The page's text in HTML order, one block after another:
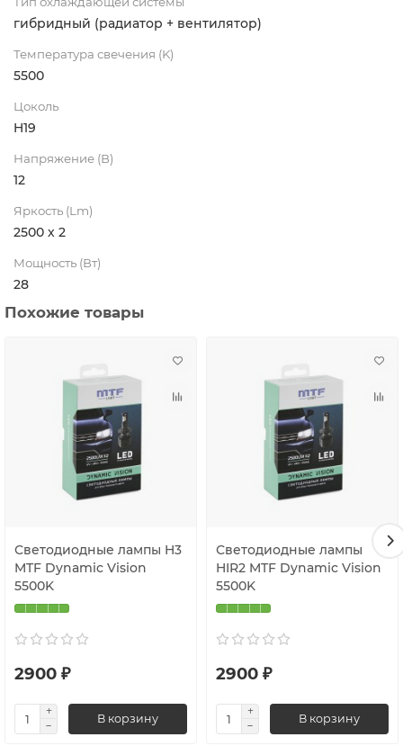
гибридный (радиатор + вентилятор)
Температура свечения (K)
5500
Цоколь
H19
Напряжение (В)
12
Яркость (Lm)
2500 х 2
Мощность (Вт)
28
Похожие товары
Светодиодные лампы H3
MTF Dynamic Vision
5500K
2900 ₽
В корзину
Светодиодные лампы
HIR2 MTF Dynamic Vision
5500K
2900 ₽
В корзину